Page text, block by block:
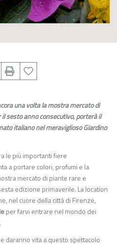
una volta la mostra mercato di
sesto anno consecutivo, porterà il
italiano nel meraviglioso Giardino
le più importanti fiere
a portare colori, profumi e la
mercato di piante rare e
edizione primaverile. La location
nel cuore della città di Firenze,
per farvi entrare nel mondo dei
daranno vita a questo spettacolo